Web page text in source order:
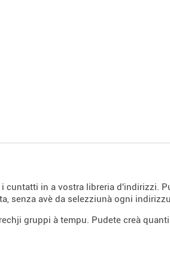
cuntatti in a vostra libreria d'indirizzi.
senza avè da selezziunà ogni
gruppi à tempu. Pudete creà